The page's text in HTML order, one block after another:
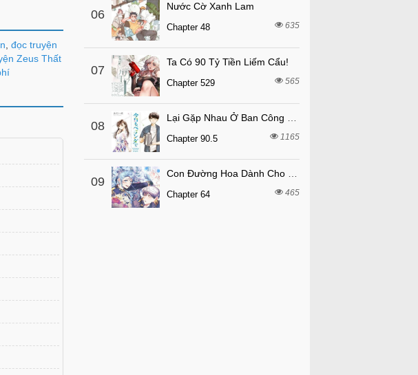
đọc truyện
Zeus Thất
06
Nước Cờ Xanh Lam
Chapter 48 635
07
Ta Có 90 Tỷ Tiền Liếm Cẩu!
Chapter 529 565
08
Chapter 90.5 1165
09
Chapter 64 465